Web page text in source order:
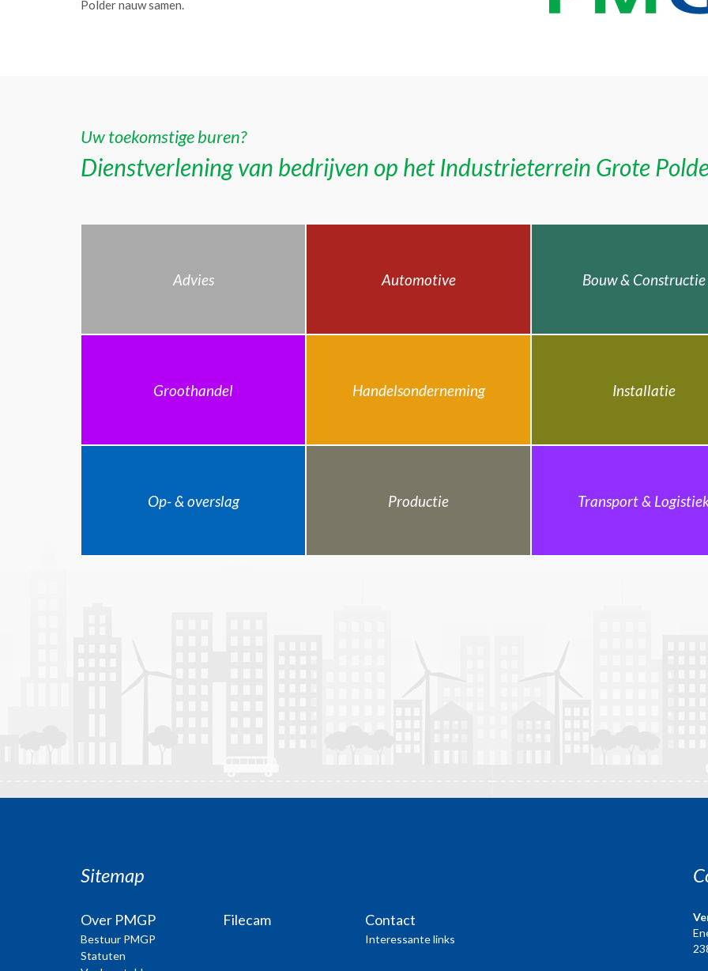
Polder nauw samen.
Uw toekomstige buren?
Dienstverlening van bedrijven op het Industrieterrein Grote
Advies Automotive Bouw & Constructie
Groothandel Handelsonderneming Installatie
Op- & overslag Productie Transport &
Sitemap
Over PMGP
Bestuur PMGP
Statuten
Filecam Contact
Interessante links